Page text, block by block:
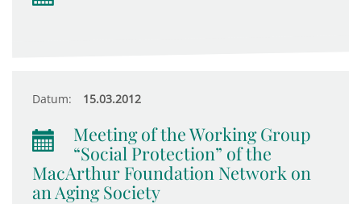
Datum: 15.03.2012
Meeting of the Working Group
“Social Protection” of the
MacArthur Foundation Network on
an Aging Society